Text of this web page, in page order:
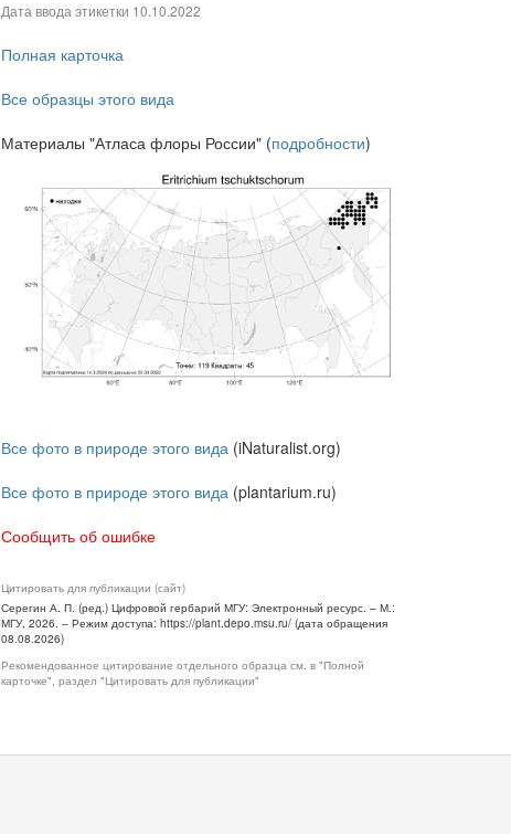
Дата ввода этикетки 10.10.2022
Полная карточка
Все образцы этого вида
Материалы "Атласа флоры России" (подробности)
Все фото в природе этого вида (iNaturalist.org)
Все фото в природе этого вида (plantarium.ru)
Сообщить об ошибке
Цитировать для публикации (сайт)
Серегин А. П. (ред.) Цифровой гербарий МГУ: Электронный ресурс. – М.:
МГУ, 2026. – Режим доступа: https://plant.depo.msu.ru/ (дата обращения
08.08.2026)
Рекомендованное цитирование отдельного образца см. в "Полной
карточке", раздел "Цитировать для публикации"